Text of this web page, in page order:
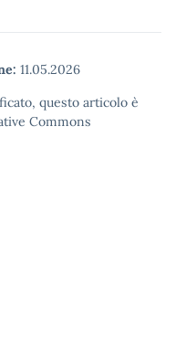
11.05.2026
questo articolo è
Commons